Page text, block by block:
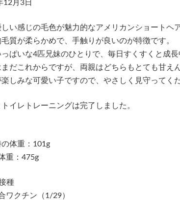
12月3日
い感じの毛色が魅力的なアメリカンショートヘ
毛質が柔らかめで、手触りが良いのが特徴です。
ぱいな4匹兄妹のひとりで、毎日すくすくと成長
だこれからですが、両親はどちらもとても甘え
しみな可愛い子ですので、やさしく見守ってく
イレトレーニングは完了しました。
の体重：101g
重：475g
種
ワクチン（1/29）